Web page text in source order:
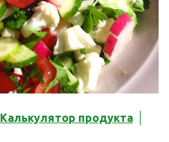
Калькулятор продукта